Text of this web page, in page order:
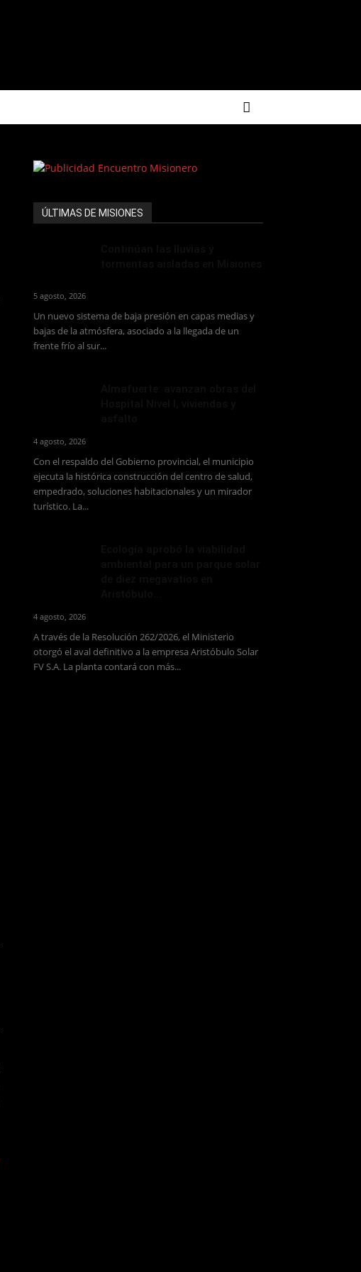
ÚLTIMAS DE MISIONES
5 agosto, 2026
Un nuevo sistema de baja presión en capas medias y
bajas de la atmósfera, asociado a la llegada de un
frente frío al sur...
4 agosto, 2026
Con el respaldo del Gobierno provincial, el municipio
ejecuta la histórica construcción del centro de salud,
empedrado, soluciones habitacionales y un mirador
turístico. La...
4 agosto, 2026
A través de la Resolución 262/2026, el Ministerio
otorgó el aval definitivo a la empresa Aristóbulo Solar
FV S.A. La planta contará con más...